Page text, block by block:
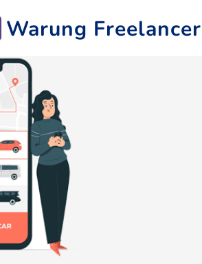
Warung Freelancer